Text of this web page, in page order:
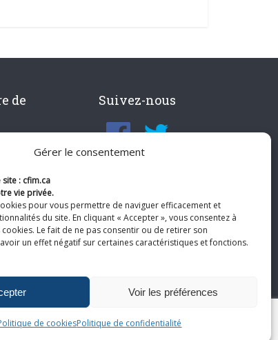
Gérer le consentement
: cfim.ca
vie privée.
pour vous permettre de naviguer efficacement et
du site. En cliquant « Accepter », vous consentez à
Le fait de ne pas consentir ou de retirer son
un effet négatif sur certaines caractéristiques et fonctions.
Voir les préférences
de cookiesPolitique de confidentialité
de
Suivez-nous